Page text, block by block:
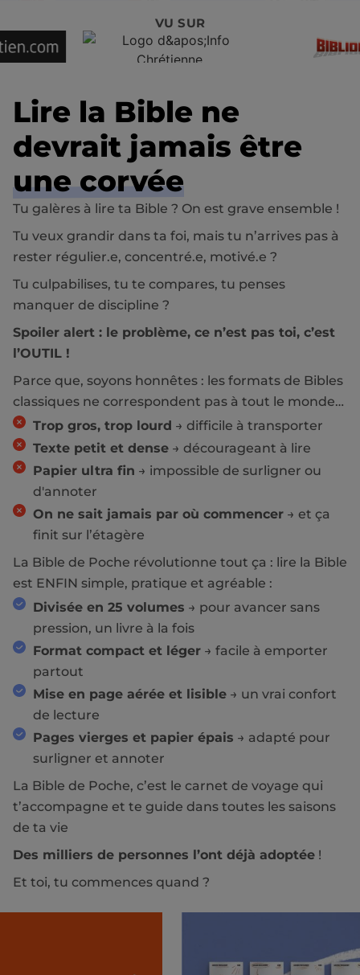
VU SUR
Lire la Bible ne
devrait jamais être
une corvée
Tu galères à lire ta Bible ? On est grave ensemble !
Tu veux grandir dans ta foi, mais tu n’arrives pas à
rester régulier.e, concentré.e, motivé.e ?
Tu culpabilises, tu te compares, tu penses
manquer de discipline ?
Spoiler alert : le problème, ce n’est pas toi, c’est
l’OUTIL !
Parce que, soyons honnêtes : les formats de Bibles
classiques ne correspondent pas à tout le monde…
Trop gros, trop lourd → difficile à transporter
Texte petit et dense → décourageant à lire
Papier ultra fin → impossible de surligner ou
d'annoter
On ne sait jamais par où commencer → et ça
finit sur l’étagère
La Bible de Poche révolutionne tout ça : lire la Bible
est ENFIN simple, pratique et agréable :
Divisée en 25 volumes → pour avancer sans
pression, un livre à la fois
Format compact et léger → facile à emporter
partout
Mise en page aérée et lisible → un vrai confort
de lecture
Pages vierges et papier épais → adapté pour
surligner et annoter
La Bible de Poche, c’est le carnet de voyage qui
t’accompagne et te guide dans toutes les saisons
de ta vie
Des milliers de personnes l’ont déjà adoptée !
Et toi, tu commences quand ?